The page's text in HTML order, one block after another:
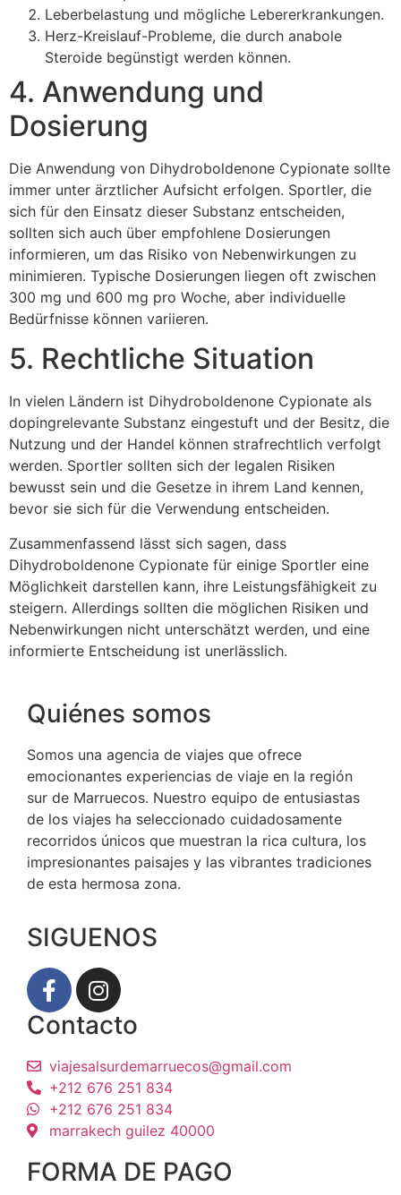
Leberbelastung und mögliche Lebererkrankungen.
Herz-Kreislauf-Probleme, die durch anabole
Steroide begünstigt werden können.
4. Anwendung und
Dosierung
Die Anwendung von Dihydroboldenone Cypionate sollte
immer unter ärztlicher Aufsicht erfolgen. Sportler, die
sich für den Einsatz dieser Substanz entscheiden,
sollten sich auch über empfohlene Dosierungen
informieren, um das Risiko von Nebenwirkungen zu
minimieren. Typische Dosierungen liegen oft zwischen
300 mg und 600 mg pro Woche, aber individuelle
Bedürfnisse können variieren.
5. Rechtliche Situation
In vielen Ländern ist Dihydroboldenone Cypionate als
dopingrelevante Substanz eingestuft und der Besitz, die
Nutzung und der Handel können strafrechtlich verfolgt
werden. Sportler sollten sich der legalen Risiken
bewusst sein und die Gesetze in ihrem Land kennen,
bevor sie sich für die Verwendung entscheiden.
Zusammenfassend lässt sich sagen, dass
Dihydroboldenone Cypionate für einige Sportler eine
Möglichkeit darstellen kann, ihre Leistungsfähigkeit zu
steigern. Allerdings sollten die möglichen Risiken und
Nebenwirkungen nicht unterschätzt werden, und eine
informierte Entscheidung ist unerlässlich.
Quiénes somos
Somos una agencia de viajes que ofrece
emocionantes experiencias de viaje en la región
sur de Marruecos. Nuestro equipo de entusiastas
de los viajes ha seleccionado cuidadosamente
recorridos únicos que muestran la rica cultura, los
impresionantes paisajes y las vibrantes tradiciones
de esta hermosa zona.
SIGUENOS
Contacto
viajesalsurdemarruecos@gmail.com
+212 676 251 834
+212 676 251 834
marrakech guilez 40000
FORMA DE PAGO